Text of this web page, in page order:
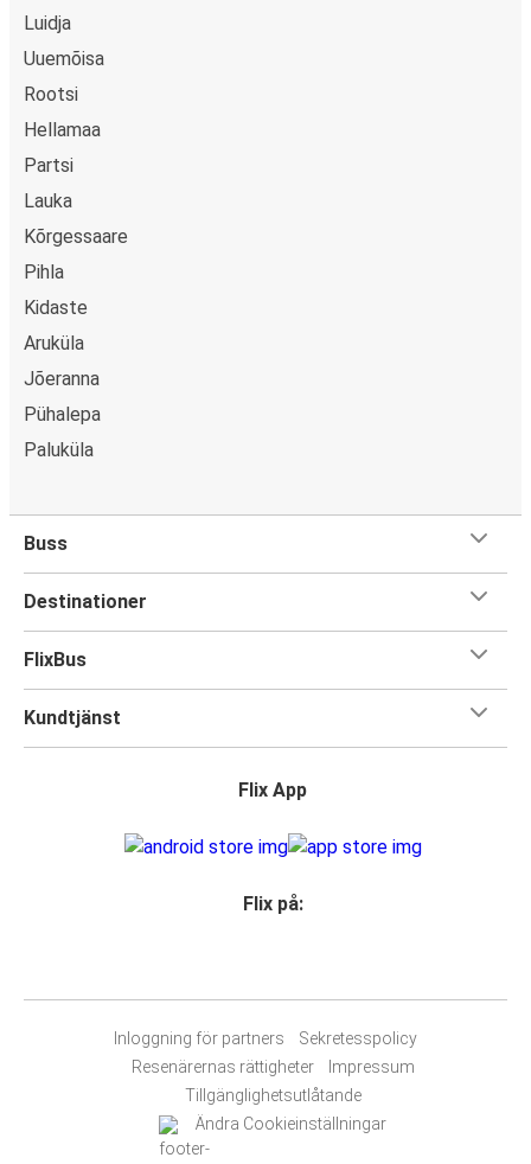
Luidja
Uuemõisa
Rootsi
Hellamaa
Partsi
Lauka
Kõrgessaare
Pihla
Kidaste
Aruküla
Jõeranna
Pühalepa
Paluküla
Buss
Destinationer
FlixBus
Kundtjänst
Flix App
Flix på:
Inloggning för partners
Sekretesspolicy
Resenärernas rättigheter
Impressum
Tillgänglighetsutlåtande
Ändra Cookieinställningar